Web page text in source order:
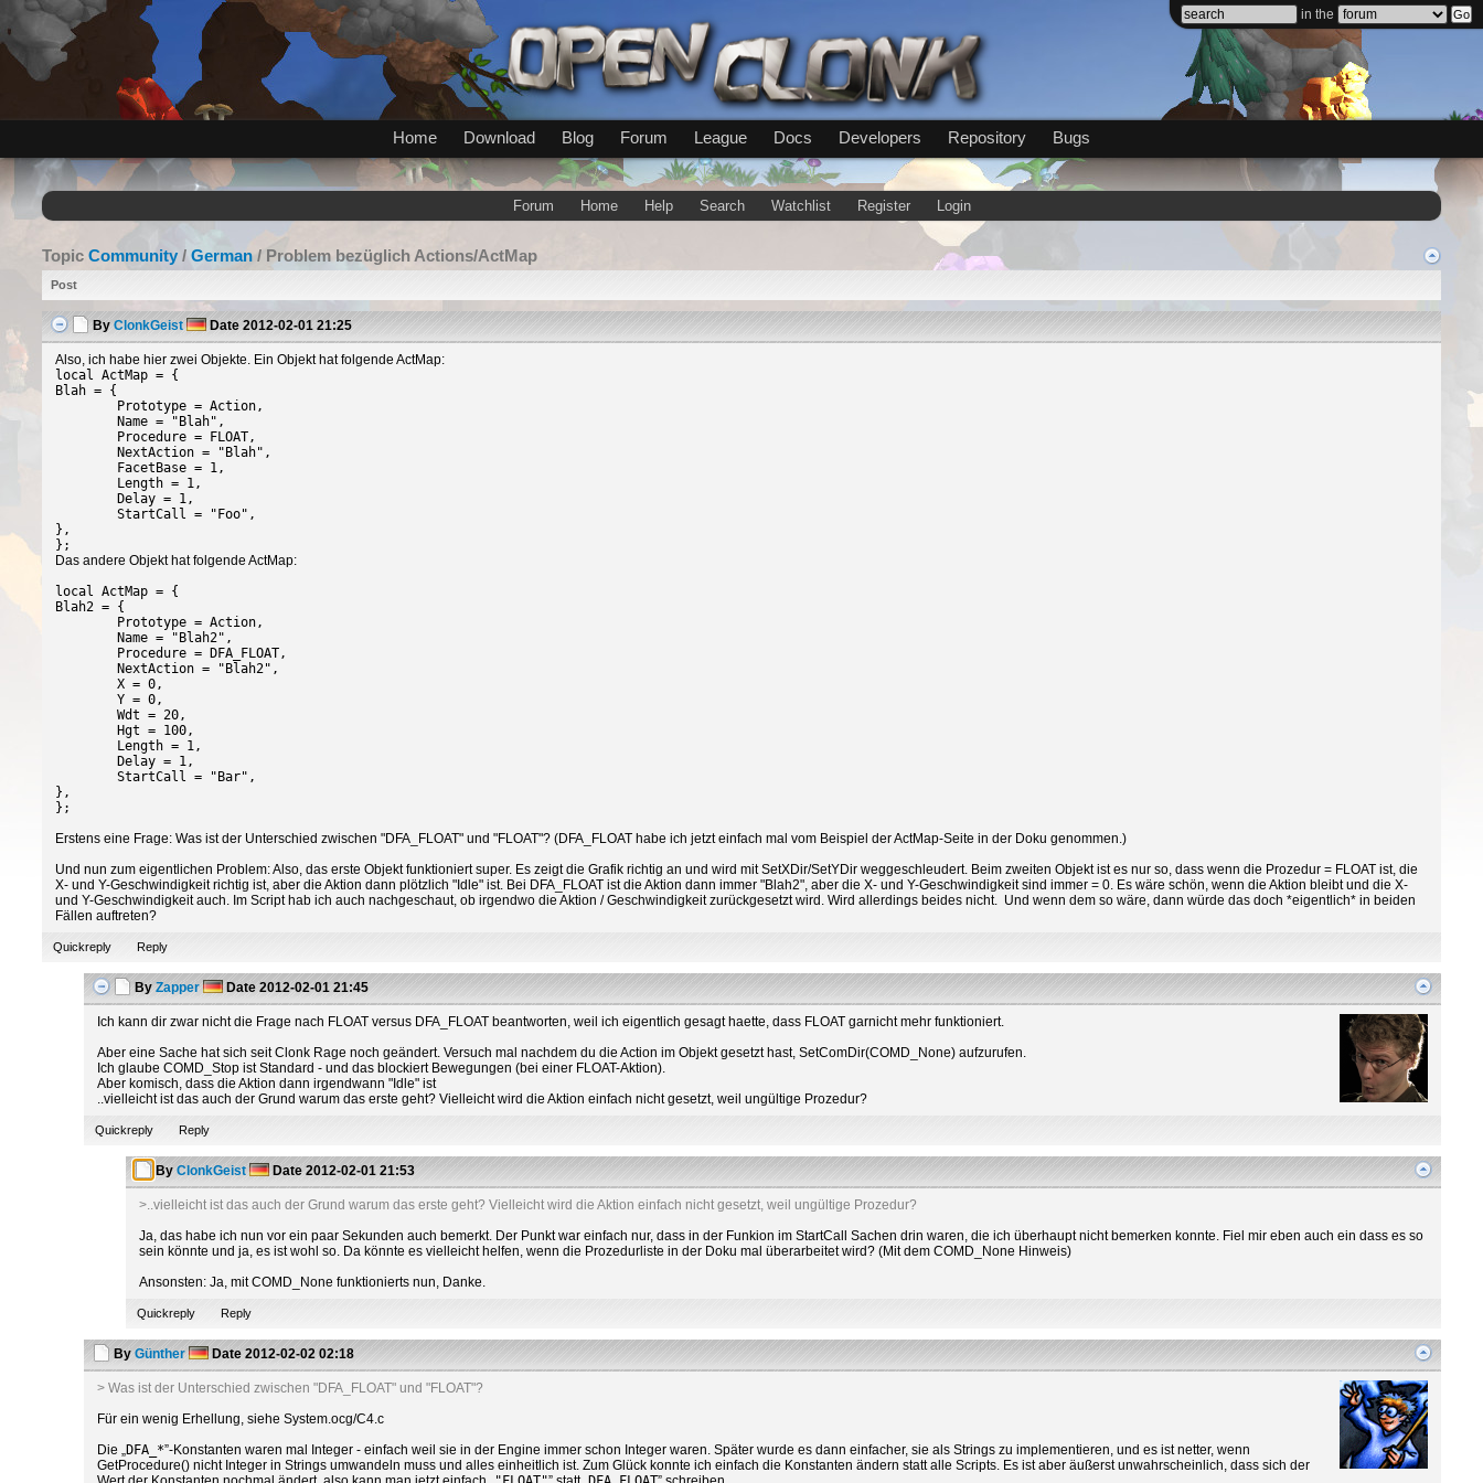
in the
Home Download Blog Forum League Docs Developers Repository Bugs
Forum Home Help Search Watchlist Register Login
Topic Community / German / Problem bezüglich Actions/ActMap
Post
By ClonkGeist Date 2012-02-01 21:25
Also, ich habe hier zwei Objekte. Ein Objekt hat folgende ActMap:
local ActMap = {
Blah = {
Prototype = Action,
Name = "Blah",
Procedure = FLOAT,
NextAction = "Blah",
FacetBase = 1,
Length = 1,
Delay = 1,
StartCall = "Foo",
},
};
Das andere Objekt hat folgende ActMap:
local ActMap = {
Blah2 = {
Prototype = Action,
Name = "Blah2",
Procedure = DFA_FLOAT,
NextAction = "Blah2",
X = 0,
Y = 0,
Wdt = 20,
Hgt = 100,
Length = 1,
Delay = 1,
StartCall = "Bar",
},
};
Erstens eine Frage: Was ist der Unterschied zwischen "DFA_FLOAT" und "FLOAT"? (DFA_FLOAT habe ich jetzt einfach mal vom Beispiel der ActMap-Seite in der Doku genommen.)
Und nun zum eigentlichen Problem: Also, das erste Objekt funktioniert super. Es zeigt die Grafik richtig an und wird mit SetXDir/SetYDir weggeschleudert. Beim zweiten Objekt ist es nur so, dass wenn die Prozedur = FLOAT ist, die
X- und Y-Geschwindigkeit richtig ist, aber die Aktion dann plötzlich "Idle" ist. Bei DFA_FLOAT ist die Aktion dann immer "Blah2", aber die X- und Y-Geschwindigkeit sind immer = 0. Es wäre schön, wenn die Aktion bleibt und die X-
und Y-Geschwindigkeit auch. Im Script hab ich auch nachgeschaut, ob irgendwo die Aktion / Geschwindigkeit zurückgesetzt wird. Wird allerdings beides nicht. Und wenn dem so wäre, dann würde das doch *eigentlich* in beiden
Fällen auftreten?
Quickreply Reply
By Zapper Date 2012-02-01 21:45
Ich kann dir zwar nicht die Frage nach FLOAT versus DFA_FLOAT beantworten, weil ich eigentlich gesagt haette, dass FLOAT garnicht mehr funktioniert.
Aber eine Sache hat sich seit Clonk Rage noch geändert. Versuch mal nachdem du die Action im Objekt gesetzt hast, SetComDir(COMD_None) aufzurufen.
Ich glaube COMD_Stop ist Standard - und das blockiert Bewegungen (bei einer FLOAT-Aktion).
Aber komisch, dass die Aktion dann irgendwann "Idle" ist
..vielleicht ist das auch der Grund warum das erste geht? Vielleicht wird die Aktion einfach nicht gesetzt, weil ungültige Prozedur?
Quickreply Reply
By ClonkGeist Date 2012-02-01 21:53
>..vielleicht ist das auch der Grund warum das erste geht? Vielleicht wird die Aktion einfach nicht gesetzt, weil ungültige Prozedur?
Ja, das habe ich nun vor ein paar Sekunden auch bemerkt. Der Punkt war einfach nur, dass in der Funkion im StartCall Sachen drin waren, die ich überhaupt nicht bemerken konnte. Fiel mir eben auch ein dass es so
sein könnte und ja, es ist wohl so. Da könnte es vielleicht helfen, wenn die Prozedurliste in der Doku mal überarbeitet wird? (Mit dem COMD_None Hinweis)
Ansonsten: Ja, mit COMD_None funktionierts nun, Danke.
Quickreply Reply
By Günther Date 2012-02-02 02:18
> Was ist der Unterschied zwischen "DFA_FLOAT" und "FLOAT"?
Für ein wenig Erhellung, siehe System.ocg/C4.c
Die „DFA_*”-Konstanten waren mal Integer - einfach weil sie in der Engine immer schon Integer waren. Später wurde es dann einfacher, sie als Strings zu implementieren, und es ist netter, wenn
GetProcedure() nicht Integer in Strings umwandeln muss und alles einheitlich ist. Zum Glück konnte ich einfach die Konstanten ändern statt alle Scripts. Es ist aber äußerst unwahrscheinlich, dass sich der